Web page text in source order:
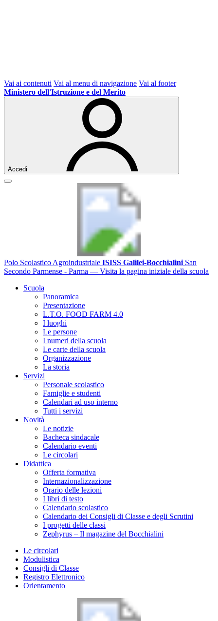
Vai ai contenuti Vai al menu di navigazione Vai al footer
Ministero dell'Istruzione e del Merito
Accedi
Polo Scolastico Agroindustriale ISISS Galilei-Bocchialini San
Secondo Parmense - Parma — Visita la pagina iniziale della scuola
Scuola
Panoramica
Presentazione
L.T.O. FOOD FARM 4.0
I luoghi
Le persone
I numeri della scuola
Le carte della scuola
Organizzazione
La storia
Servizi
Personale scolastico
Famiglie e studenti
Calendari ad uso interno
Tutti i servizi
Novità
Le notizie
Bacheca sindacale
Calendario eventi
Le circolari
Didattica
Offerta formativa
Internazionalizzazione
Orario delle lezioni
I libri di testo
Calendario scolastico
Calendario dei Consigli di Classe e degli Scrutini
I progetti delle classi
Zephyrus – Il magazine del Bocchialini
Le circolari
Modulistica
Consigli di Classe
Registro Elettronico
Orientamento